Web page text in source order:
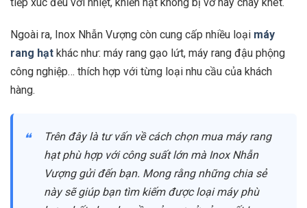
Ngoài ra, Inox Nhẫn Vượng còn cung cấp nhiều loại máy
rang hạt khác như: máy rang gạo lứt, máy rang đậu phộng
công nghiệp… thích hợp với từng loại nhu cầu của khách
hàng.
Trên đây là tư vấn về cách chọn mua máy rang
hạt phù hợp với công suất lớn mà Inox Nhẫn
Vượng gửi đến bạn. Mong rằng những chia sẻ
này sẽ giúp bạn tìm kiếm được loại máy phù